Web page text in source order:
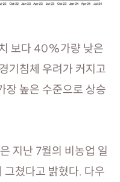
보다 40%가량 낮은
기침체 우려가 커지고
장 높은 수준으로 상승
지난 7월의 비농업 일
쳤다고 밝혔다. 다우